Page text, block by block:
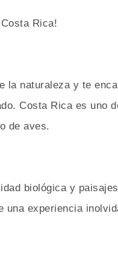
Rica!
la naturaleza y te
Costa Rica es uno
de aves.
biológica y
una experiencia